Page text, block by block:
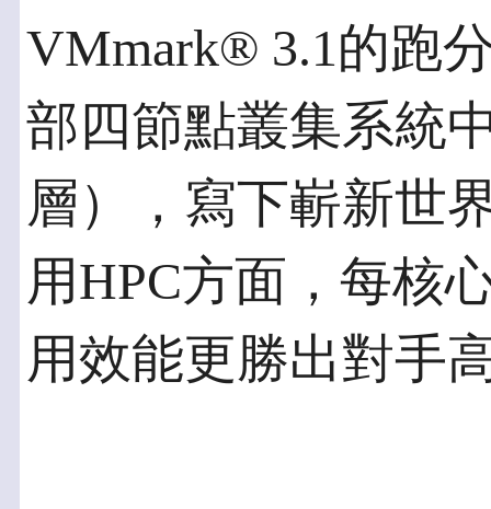
VMmark® 3.1的跑
部四節點叢集系統
層），寫下嶄新世
用HPC方面，每核
用效能更勝出對手